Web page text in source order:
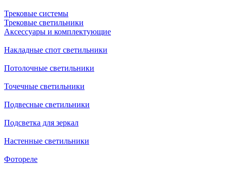
Трековые системы
Трековые светильники
Аксессуары и комплектующие
Накладные спот светильники
Потолочные светильники
Точечные светильники
Подвесные светильники
Подсветка для зеркал
Настенные светильники
Фотореле